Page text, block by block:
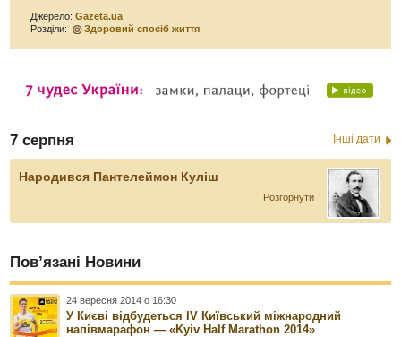
Джерело:Gazeta.ua
Розділи:
Здоровий спосіб життя
7 серпня Інші дати
Народився Пантелеймон Куліш
Розгорнути
Пов’язані Новини
24 вересня 2014 о 16:30
У Києві відбудеться IV Київський міжнародний
напівмарафон — «Kyiv Half Marathon 2014»